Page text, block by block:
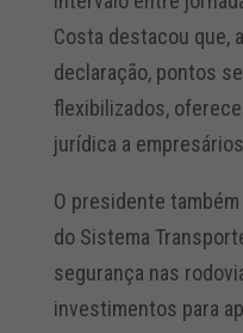
Costa destacou que,
declaração, pontos
flexibilizados,
jurídica a
O presidente
do Sistema
segurança nas
investimentos para